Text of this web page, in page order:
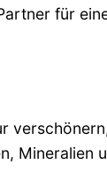
für
Mineralien